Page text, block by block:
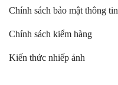
Chính sách bảo mật thông tin
Chính sách kiểm hàng
Kiến thức nhiếp ảnh